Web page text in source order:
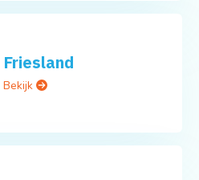
Friesland
Bekijk